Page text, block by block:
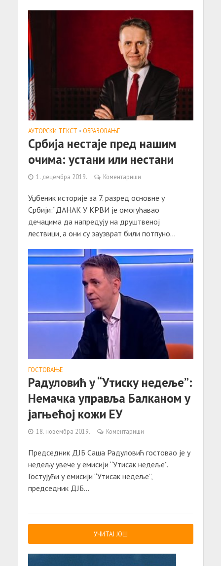
АУТОРСКИ ТЕКСТ • ОБРАЗОВАЊЕ
Србија нестаје пред нашим
очима: устани или нестани
1. децембра 2019. Коментариши
Уџбеник историје за 7. разред основне у
Србији:“ДАНАК У КРВИ је омогућавао
дечацима да напредују на друштвеној
лествици, а они су заузврат били потпуно...
ГОСТОВАЊЕ
Радуловић у “Утиску недеље”:
Немачка управља Балканом у
јагњећој кожи ЕУ
18. новембра 2019. Коментариши
Председник ДЈБ Саша Радуловић гостовао је у
недељу увече у емисији “Утисак недеље”.
Гостујући у емисији “Утисак недеље”,
председник ДЈБ...
УЧИТАЈ ЈОШ